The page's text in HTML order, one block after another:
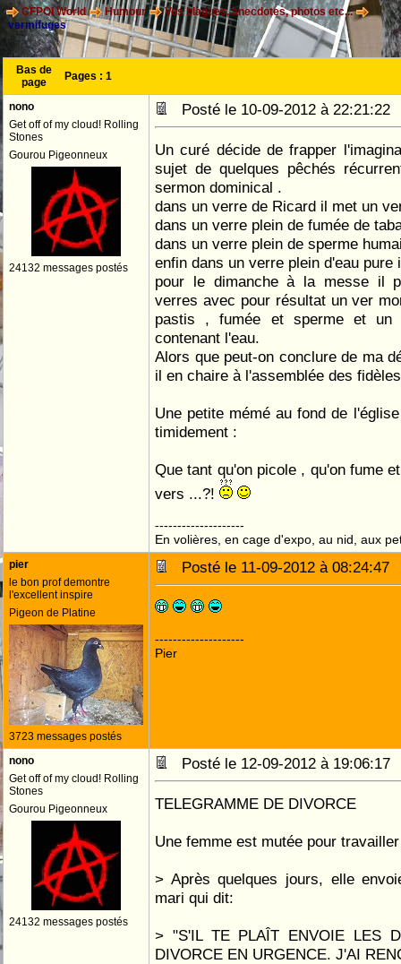
CFPOI World Humour
Vos blagues, anecdotes, photos etc...
vermifuges
Bas de
page
Pages : 1
nono
Get off of my cloud! Rolling
Stones
Gourou Pigeonneux
24132 messages postés
Posté le 10-09-2012 à
Un curé décide de frapper
sujet de quelques pêchés
sermon dominical .
dans un verre de Ricard il met un
dans un verre plein de fumée de
dans un verre plein de sperme
enfin dans un verre plein d'eau pure
pour le dimanche à la messe il
verres avec pour résultat un ver
pastis , fumée et sperme et un
contenant l'eau.
Alors que peut-on conclure de ma
il en chaire à l'assemblée des
Une petite mémé au fond de
timidement :
Que tant qu'on picole , qu'on fume
vers ...?!
--------------------
En volières, en cage d'expo, au nid, aux
pier
le bon prof demontre
l'excellent inspire
Pigeon de Platine
3723 messages postés
Posté le 11-09-2012 à
--------------------
Pier
nono
Get off of my cloud! Rolling
Stones
Gourou Pigeonneux
24132 messages postés
Posté le 12-09-2012 à
TELEGRAMME DE DIVORCE
Une femme est mutée pour
> Après quelques jours, elle
mari qui dit:
> "S'IL TE PLAÎT ENVOIE LES
DIVORCE EN URGENCE. J'AI